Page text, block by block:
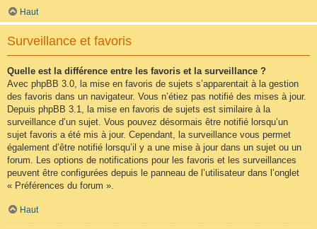
Haut
Surveillance et favoris
Quelle est la différence entre les favoris et la surveillance ?
Avec phpBB 3.0, la mise en favoris de sujets s’apparentait à la gestion
des favoris dans un navigateur. Vous n’étiez pas notifié des mises à jour.
Depuis phpBB 3.1, la mise en favoris de sujets est similaire à la
surveillance d’un sujet. Vous pouvez désormais être notifié lorsqu’un
sujet favoris a été mis à jour. Cependant, la surveillance vous permet
également d’être notifié lorsqu’il y a une mise à jour dans un sujet ou un
forum. Les options de notifications pour les favoris et les surveillances
peuvent être configurées depuis le panneau de l’utilisateur dans l’onglet
« Préférences du forum ».
Haut